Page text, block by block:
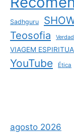
Sadhguru
Teosofia
VIAGEM
YouTube Ética
agosto 2026